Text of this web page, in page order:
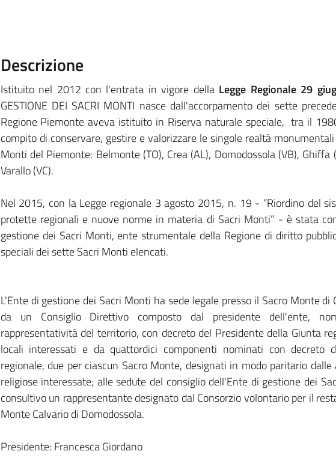
Descrizione
Istituito nel 2012 con l'entrata in vigore della Legge Regionale 29
GESTIONE DEI SACRI MONTI nasce dall'accorpamento dei sette
Regione Piemonte aveva istituito in Riserva naturale speciale, tra il
compito di conservare, gestire e valorizzare le singole realtà
Monti del Piemonte: Belmonte (TO), Crea (AL), Domodossola (VB), Ghiffa
Varallo (VC).
Nel 2015, con la Legge regionale 3 agosto 2015, n. 19 - “Riordino del
protette regionali e nuove norme in materia di Sacri Monti” - è stata
gestione dei Sacri Monti, ente strumentale della Regione di diritto
speciali dei sette Sacri Monti elencati.
L'Ente di gestione dei Sacri Monti ha sede legale presso il Sacro Monte
da un Consiglio Direttivo composto dal presidente dell'ente,
rappresentatività del territorio, con decreto del Presidente della Giunta
locali interessati e da quattordici componenti nominati con decreto
regionale, due per ciascun Sacro Monte, designati in modo paritario
religiose interessate; alle sedute del consiglio dell'Ente di gestione dei
consultivo un rappresentante designato dal Consorzio volontario per il
Monte Calvario di Domodossola.
Presidente: Francesca Giordano